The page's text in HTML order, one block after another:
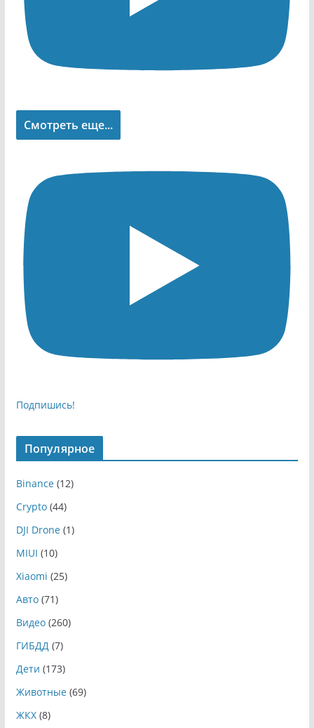
Смотреть еще...
Подпишись!
Популярное
Binance(12)
Crypto(44)
DJI Drone(1)
MIUI (10)
Xiaomi (25)
Авто(71)
Видео(260)
ГИБДД(7)
Дети (173)
Животные(69)
ЖКХ(8)